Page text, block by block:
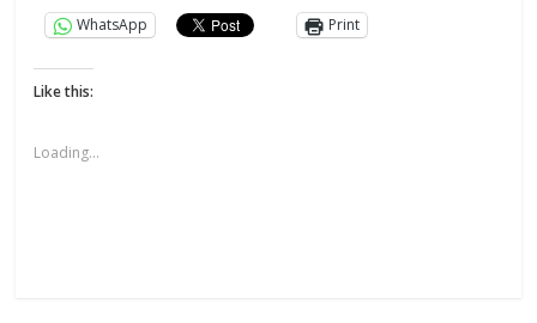
WhatsApp Print
Like this:
Loading...